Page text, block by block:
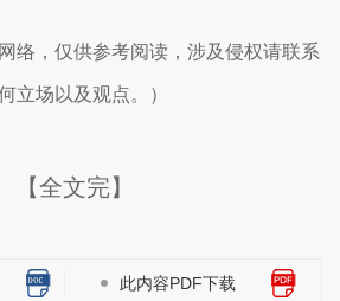
络，仅供参考阅读，涉及侵权请联系
立场以及观点。）
【全文完】
此内容PDF下载